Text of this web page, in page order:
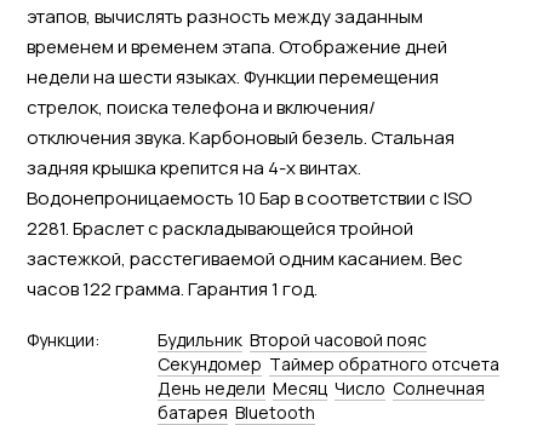
этапов, вычислять разность между заданным
временем и временем этапа. Отображение дней
недели на шести языках. Функции перемещения
стрелок, поиска телефона и включения/
отключения звука. Карбоновый безель. Стальная
задняя крышка крепится на 4-х винтах.
Водонепроницаемость 10 Бар в соответствии с ISO
2281. Браслет с раскладывающейся тройной
застежкой, расстегиваемой одним касанием. Вес
часов 122 грамма. Гарантия 1 год.
Функции: Будильник Второй часовой пояс
Секундомер Tаймер обратного отсчета
День недели Месяц Число Солнечная
батарея Bluetooth